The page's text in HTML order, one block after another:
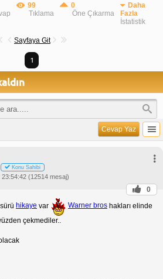
99
Tıklama
0
Öne Çıkarma
Daha
Fazla
İstatistik
Sayfaya Git
1
Cevap Yaz
Konu Sahibi
(12514 mesaj)
0
hikaye var Warner bros hakları elinde
çekmediler..